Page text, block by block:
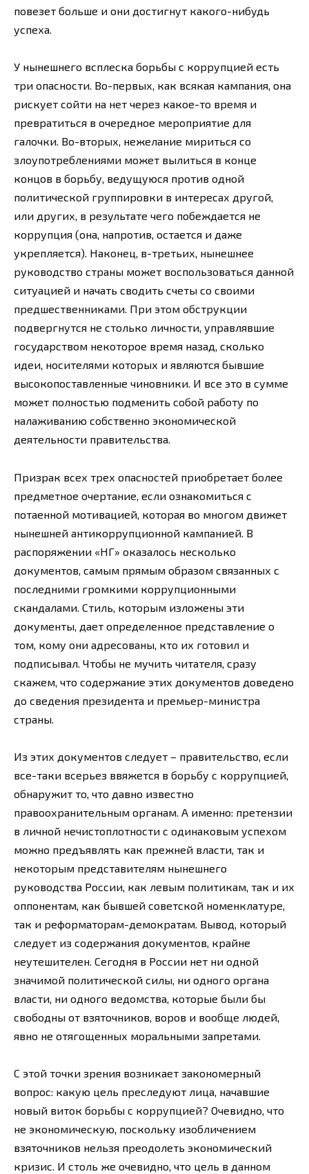
повезет больше и они достигнут какого-нибудь
успеха.
У нынешнего всплеска борьбы с коррупцией есть
три опасности. Во-первых, как всякая кампания, она
рискует сойти на нет через какое-то время и
превратиться в очередное мероприятие для
галочки. Во-вторых, нежелание мириться со
злоупотреблениями может вылиться в конце
концов в борьбу, ведущуюся против одной
политической группировки в интересах другой,
или других, в результате чего побеждается не
коррупция (она, напротив, остается и даже
укрепляется). Наконец, в-третьих, нынешнее
руководство страны может воспользоваться данной
ситуацией и начать сводить счеты со своими
предшественниками. При этом обструкции
подвергнутся не столько личности, управлявшие
государством некоторое время назад, сколько
идеи, носителями которых и являются бывшие
высокопоставленные чиновники. И все это в сумме
может полностью подменить собой работу по
налаживанию собственно экономической
деятельности правительства.
Призрак всех трех опасностей приобретает более
предметное очертание, если ознакомиться с
потаенной мотивацией, которая во многом движет
нынешней антикоррупционной кампанией. В
распоряжении «НГ» оказалось несколько
документов, самым прямым образом связанных с
последними громкими коррупционными
скандалами. Стиль, которым изложены эти
документы, дает определенное представление о
том, кому они адресованы, кто их готовил и
подписывал. Чтобы не мучить читателя, сразу
скажем, что содержание этих документов доведено
до сведения президента и премьер-министра
страны.
Из этих документов следует – правительство, если
все-таки всерьез ввяжется в борьбу с коррупцией,
обнаружит то, что давно известно
правоохранительным органам. А именно: претензии
в личной нечистоплотности с одинаковым успехом
можно предъявлять как прежней власти, так и
некоторым представителям нынешнего
руководства России, как левым политикам, так и их
оппонентам, как бывшей советской номенклатуре,
так и реформаторам-демократам. Вывод, который
следует из содержания документов, крайне
неутешителен. Сегодня в России нет ни одной
значимой политической силы, ни одного органа
власти, ни одного ведомства, которые были бы
свободны от взяточников, воров и вообще людей,
явно не отягощенных моральными запретами.
С этой точки зрения возникает закономерный
вопрос: какую цель преследуют лица, начавшие
новый виток борьбы с коррупцией? Очевидно, что
не экономическую, поскольку изобличением
взяточников нельзя преодолеть экономический
кризис. И столь же очевидно, что цель в данном